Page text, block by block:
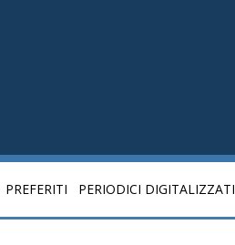
PREFERITI PERIODICI DIGITALIZZATI